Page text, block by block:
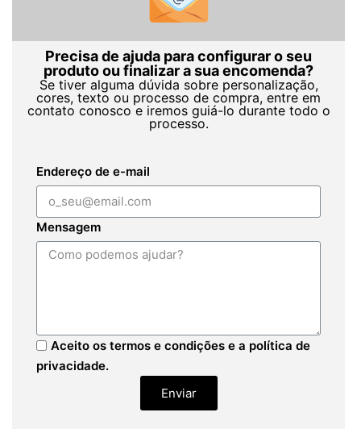
Precisa de ajuda para configurar o seu
produto ou finalizar a sua encomenda?
Se tiver alguma dúvida sobre personalização,
cores, texto ou processo de compra, entre em
contato conosco e iremos guiá-lo durante todo o
processo.
Endereço de e-mail
Mensagem
Aceito os termos e condições e a política de
privacidade.
Enviar